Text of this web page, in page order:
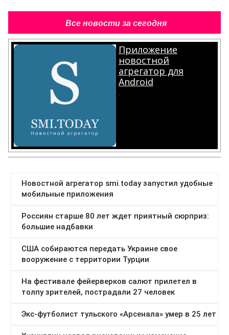
Все новости за сегодня
Приложение
новостной
агрегатор для
Android
.